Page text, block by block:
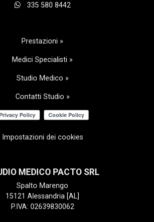
335 580 8442
Prestazioni »
Medici Specialisti »
Studio Medico »
Contatti Studio »
Impostazioni dei cookies
MEDICO PACTO SRL
Spalto Marengo
15121 Alessandria [AL]
P.IVA: 02639830062